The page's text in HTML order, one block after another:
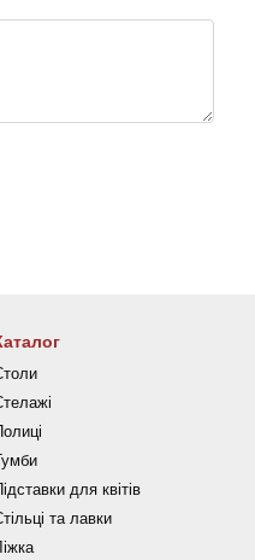
для квітів
та лавки